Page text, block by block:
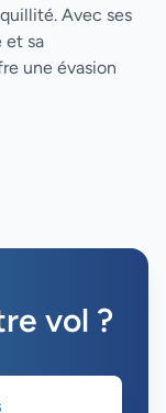
Avec ses
et sa
une évasion
vol ?